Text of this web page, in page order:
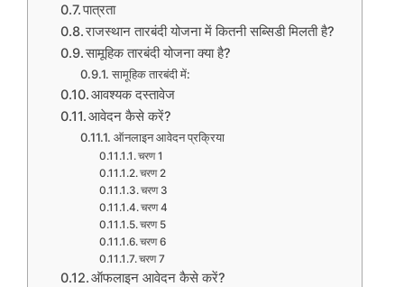
पात्रता
राजस्थान तारबंदी योजना में कितनी सब्सिडी मिलती है?
सामूहिक तारबंदी योजना क्या है?
सामूहिक तारबंदी में:
आवश्यक दस्तावेज
आवेदन कैसे करें?
ऑनलाइन आवेदन प्रक्रिया
चरण 1
चरण 2
चरण 3
चरण 4
चरण 5
चरण 6
चरण 7
ऑफलाइन आवेदन कैसे करें?